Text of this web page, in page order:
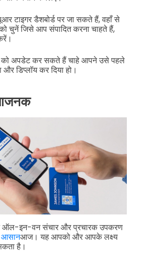
टाइगर डैशबोर्ड पर जा सकते हैं, वहाँ से
चुनें जिसे आप संपादित करना चाहते हैं,
अपडेट कर सकते हैं चाहे आपने उसे पहले
और डिप्लॉय कर दिया हो।
ऑल-इन-वन संचार और प्रचारक उपकरण
आज। यह आपको और आपके लक्ष्य
है।